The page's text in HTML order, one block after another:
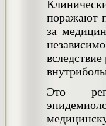
поражают
за
Это